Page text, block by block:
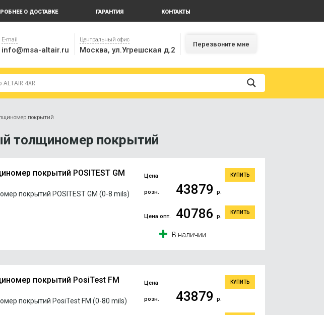
О ДОСТАВКЕ ГАРАНТИЯ КОНТАКТЫ
E-mail
info@msa-altair.ru
Центральный офис
Москва, ул.Угрешская д.2
Перезвоните мне
покрытий
толщиномер покрытий
покрытий POSITEST GM
покрытий POSITEST GM (0-8 mils)
Цена
розн. 43879 р.
КУПИТЬ
Цена опт. 40786 р.
КУПИТЬ
В наличии
покрытий PosiTest FM
покрытий PosiTest FM (0-80 mils)
Цена
розн. 43879 р.
КУПИТЬ